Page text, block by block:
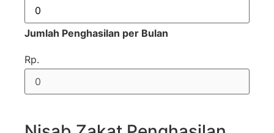
Jumlah Penghasilan per Bulan
Rp.